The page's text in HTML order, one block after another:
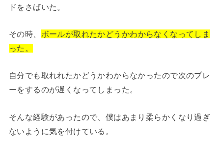
ドをさばいた。
その時、 ボールが取れたかどうかわからなくなってしま
った。
自分でも取れれたかどうかわからなかったので次のプレ
ーをするのが遅くなってしまった。
そんな経験があったので、僕はあまり柔らかくなり過ぎ
ないように気を付けている。